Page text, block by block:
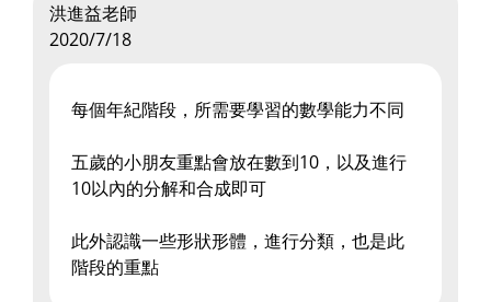
洪進益老師
2020/7/18
每個年紀階段，所需要學習的數學能力不同
五歲的小朋友重點會放在數到10，以及進行
10以內的分解和合成即可
此外認識一些形狀形體，進行分類，也是此
階段的重點